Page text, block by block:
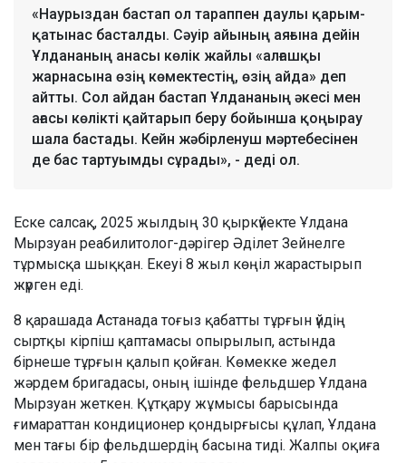
«Наурыздан бастап ол тараппен даулы қарым-
қатынас басталды. Сәуір айының аяғына дейін
Ұлдананың анасы көлік жайлы «алғашқы
жарнасына өзің көмектестің, өзің айда» деп
айтты. Сол айдан бастап Ұлдананың әкесі мен
ағасы көлікті қайтарып беру бойынша қоңырау
шала бастады. Кейн жәбірленуш мәртебесінен
де бас тартуымды сұрады», - деді ол.
Еске салсақ, 2025 жылдың 30 қыркүйекте Ұлдана
Мырзуан реабилитолог-дәрігер Әділет Зейнелге
тұрмысқа шыққан. Екеуі 8 жыл көңіл жарастырып
жүрген еді.
8 қарашада Астанада тоғыз қабатты тұрғын үйдің
сыртқы кірпіш қаптамасы опырылып, астында
бірнеше тұрғын қалып қойған. Көмекке жедел
жәрдем бригадасы, оның ішінде фельдшер Ұлдана
Мырзуан жеткен. Құтқару жұмысы барысында
ғимараттан кондиционер қондырғысы құлап, Ұлдана
мен тағы бір фельдшердің басына тиді. Жалпы оқиға